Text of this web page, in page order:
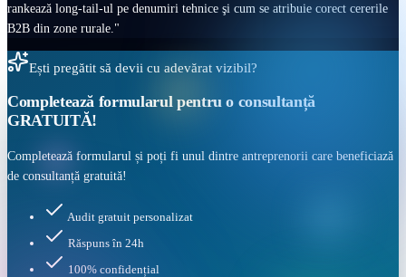
rankează long-tail-ul pe denumiri tehnice şi cum se atribuie corect cererile
B2B din zone rurale."
Ești pregătit să devii cu adevărat vizibil?
Completează formularul pentru o consultanță
GRATUITĂ!
Completează formularul și poți fi unul dintre antreprenorii care beneficiază
de consultanță gratuită!
Audit gratuit personalizat
Răspuns în 24h
100% confidențial